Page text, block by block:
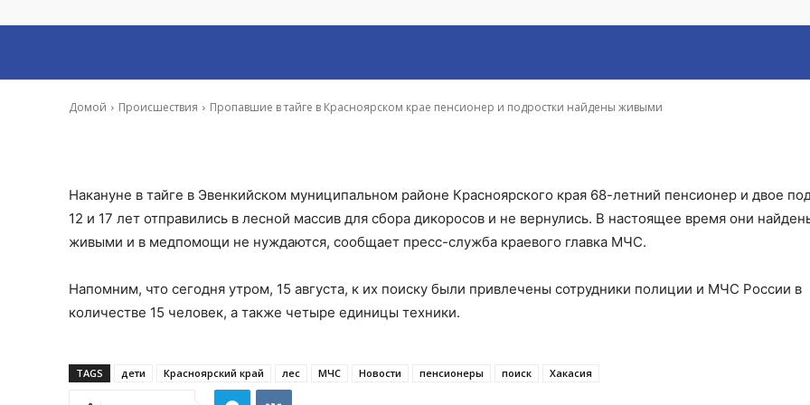
Домой Происшествия Пропавшие в тайге в Красноярском крае пенсионер и подростки найдены живыми
пенсионер и подростки найдены
Накануне в тайге в Эвенкийском муниципальном районе Красноярского края 68-летний пенсионер и двое
12 и 17 лет отправились в лесной массив для сбора дикоросов и не вернулись. В настоящее время они
живыми и в медпомощи не нуждаются, сообщает пресс-служба краевого главка МЧС.
Напомним, что сегодня утром, 15 августа, к их поиску были привлечены сотрудники полиции и МЧС России в
количестве 15 человек, а также четыре единицы техники.
TAGS дети Красноярский край лес МЧС Новости пенсионеры поиск Хакасия